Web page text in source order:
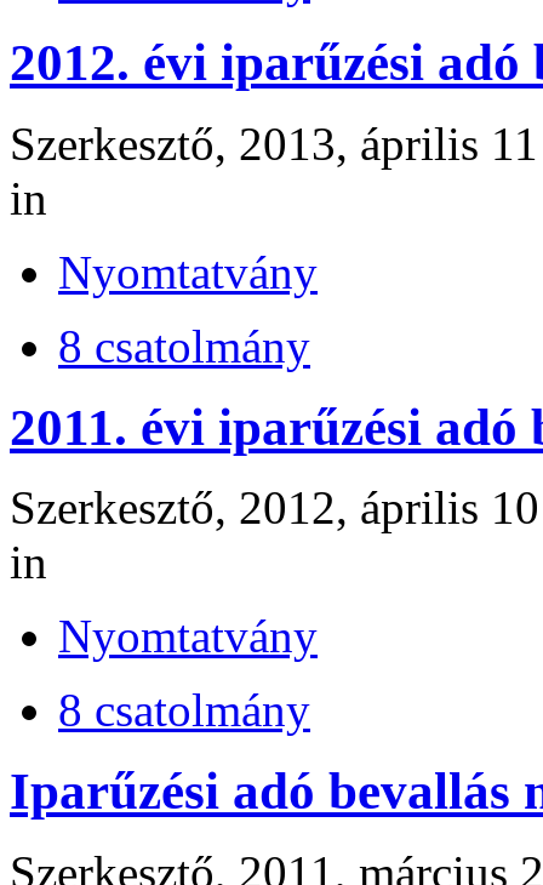
2012. évi iparűzési adó
Szerkesztő, 2013, április
in
Nyomtatvány
8 csatolmány
2011. évi iparűzési
Szerkesztő, 2012, április
in
Nyomtatvány
8 csatolmány
Iparűzési adó bevallás
Szerkesztő, 2011, március